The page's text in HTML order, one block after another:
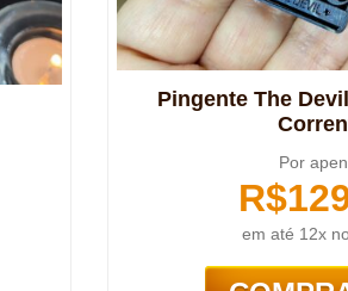
Pingente The
Por
R$
em até 12x